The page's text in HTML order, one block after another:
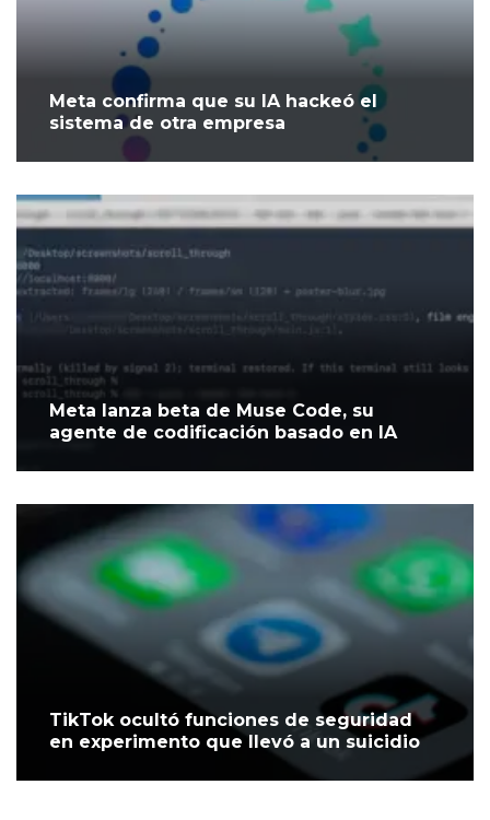
Meta confirma que su IA hackeó el
sistema de otra empresa
Meta lanza beta de Muse Code, su
agente de codificación basado en IA
TikTok ocultó funciones de seguridad
en experimento que llevó a un suicidio